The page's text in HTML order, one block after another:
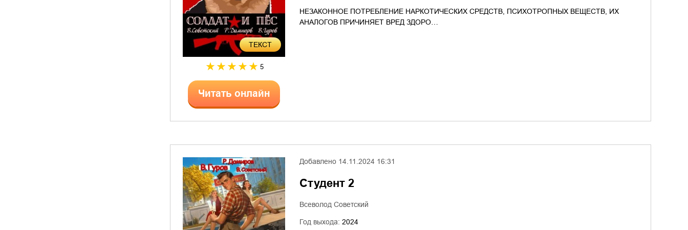
ТЕКСТ
5
Читать онлайн
НЕЗАКОННОЕ ПОТРЕБЛЕНИЕ НАРКОТИЧЕСКИХ СРЕДСТВ, ПСИХОТРОПНЫХ ВЕЩЕСТВ, ИХ
АНАЛОГОВ ПРИЧИНЯЕТ ВРЕД ЗДОРО…
Добавлено 14.11.2024 16:31
Студент 2
Всеволод Советский
Год выхода: 2024